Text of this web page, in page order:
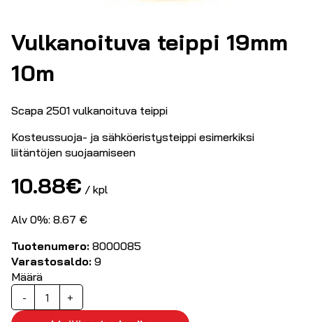
Vulkanoituva teippi 19mm
10m
Scapa 2501 vulkanoituva teippi
Kosteussuoja- ja sähköeristysteippi esimerkiksi
liitäntöjen suojaamiseen
10.88€ / kpl
Alv 0%: 8.67 €
Tuotenumero: 8000085
Varastosaldo: 9
Määrä
-
Vulkanoituva
teippi
+